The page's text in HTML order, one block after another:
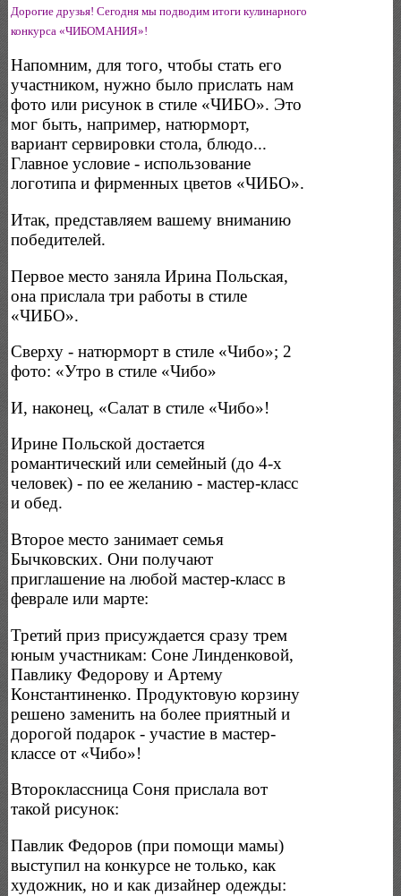
Дорогие друзья! Сегодня мы подводим итоги кулинарного
конкурса «ЧИБОМАНИЯ»!
Напомним, для того, чтобы стать его
участником, нужно было прислать нам
фото или рисунок в стиле «ЧИБО». Это
мог быть, например, натюрморт,
вариант сервировки стола, блюдо...
Главное условие - использование
логотипа и фирменных цветов «ЧИБО».
Итак, представляем вашему вниманию
победителей.
Первое место заняла Ирина Польская,
она прислала три работы в стиле
«ЧИБО».
Сверху - натюрморт в стиле «Чибо»; 2
фото: «Утро в стиле «Чибо»
И, наконец, «Салат в стиле «Чибо»!
Ирине Польской достается
романтический или семейный (до 4-х
человек) - по ее желанию - мастер-класс
и обед.
Второе место занимает семья
Бычковских. Они получают
приглашение на любой мастер-класс в
феврале или марте:
Третий приз присуждается сразу трем
юным участникам: Соне Линденковой,
Павлику Федорову и Артему
Константиненко. Продуктовую корзину
решено заменить на более приятный и
дорогой подарок - участие в мастер-
классе от «Чибо»!
Второклассница Соня прислала вот
такой рисунок:
Павлик Федоров (при помощи мамы)
выступил на конкурсе не только, как
художник, но и как дизайнер одежды: